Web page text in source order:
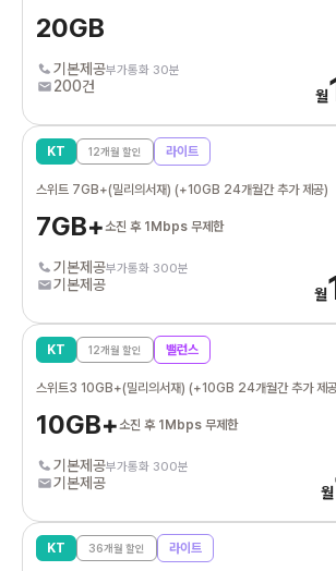
20GB
기본제공부가통화 30분
200건
월
KT 12개월 할인 라이트
스위트 7GB+(밀리의서재) (+10GB 24개월간 추가 제공)
7GB+소진 후 1Mbps 무제한
기본제공부가통화 300분
기본제공
월
KT 12개월 할인 밸런스
스위트3 10GB+(밀리의서재) (+10GB 24개월간 추가 제
10GB+소진 후 1Mbps 무제한
기본제공부가통화 300분
기본제공
월
KT 36개월 할인 라이트